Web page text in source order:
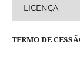
LICENÇA
TERMO DE